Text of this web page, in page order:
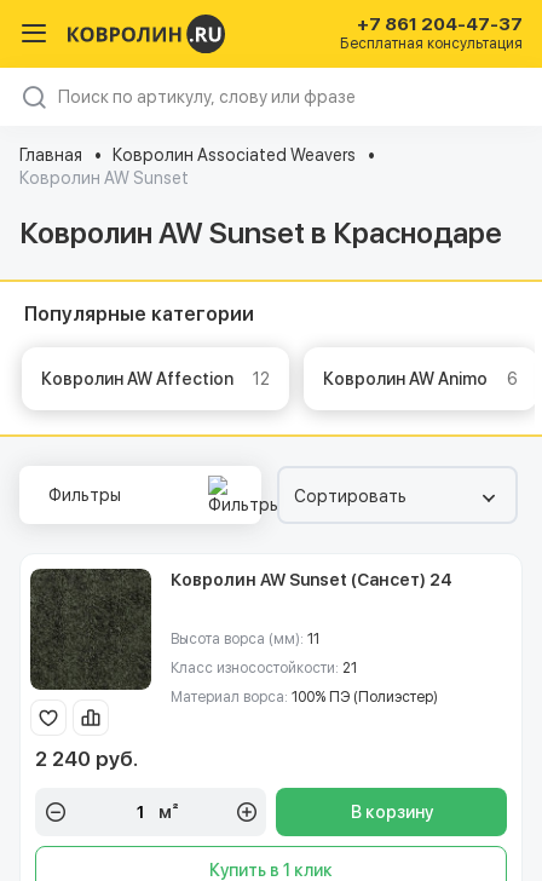
+7 861 204-47-37
Бесплатная консультация
Главная
Ковролин Associated Weavers
Ковролин AW Sunset
Ковролин AW Sunset в Краснодаре
Популярные категории
Ковролин AW Affection 12 Ковролин AW Animo 6
Фильтры Сортировать
Ковролин AW Sunset (Сансет) 24
Высота ворса (мм): 11
Класс износостойкости: 21
Материал ворса: 100% ПЭ (Полиэстер)
2 240 руб.
м² В корзину
Купить в 1 клик